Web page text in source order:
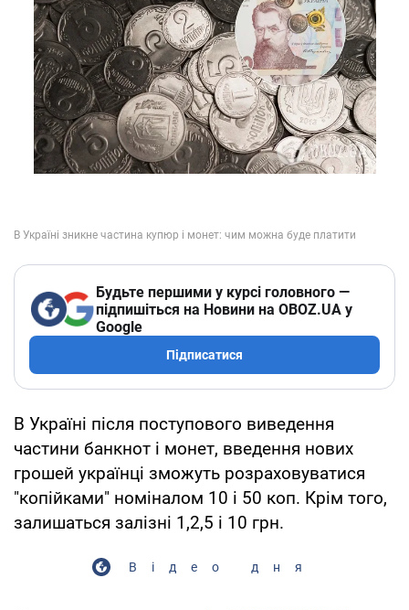
Будьте першими у курсі головного —
підпишіться на Новини на OBOZ.UA у
Google
Підписатися
В Україні після поступового виведення
частини банкнот і монет, введення нових
грошей українці зможуть розраховуватися
"копійками" номіналом 10 і 50 коп. Крім того,
залишаться залізні 1,2,5 і 10 грн.
Відео дня